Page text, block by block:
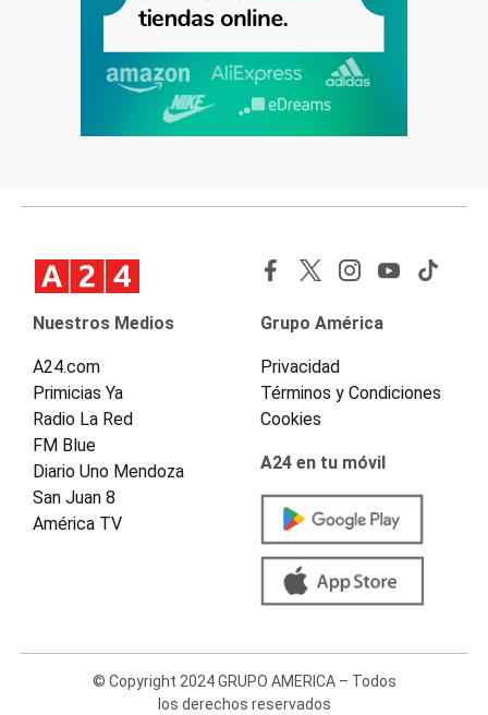
Nuestros Medios
A24.com
Primicias Ya
Radio La Red
FM Blue
Diario Uno Mendoza
San Juan 8
América TV
Grupo América
Privacidad
Términos y Condiciones
Cookies
A24 en tu móvil
© Copyright 2024 GRUPO AMERICA – Todos
los derechos reservados